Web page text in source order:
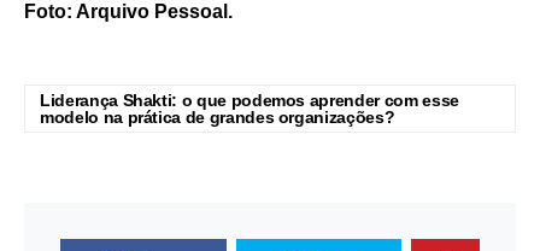
Foto: Arquivo Pessoal.
Liderança Shakti: o que podemos aprender com esse
modelo na prática de grandes organizações?